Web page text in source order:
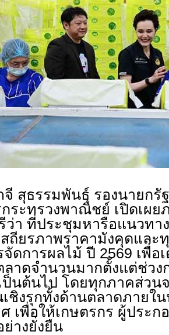
จี สุธรรมพันธุ์ รองนายก
กระทรวงพาณิชย์ เปิดเผ
ว่า ที่ประชุมหารือแนวทา
สถียรภาพราคามังคุดและ
จัดการผลไม้ ปี 2569 เพื่
ลาดจำนวนมากตั้งแต่ช่ว
ป็นต้นไป โดยทุกภาคส่วน
ชิงรุกทั้งด้านตลาดภายใ
เพื่อให้เกษตรกร ผู้ประ
างยั่งยืน